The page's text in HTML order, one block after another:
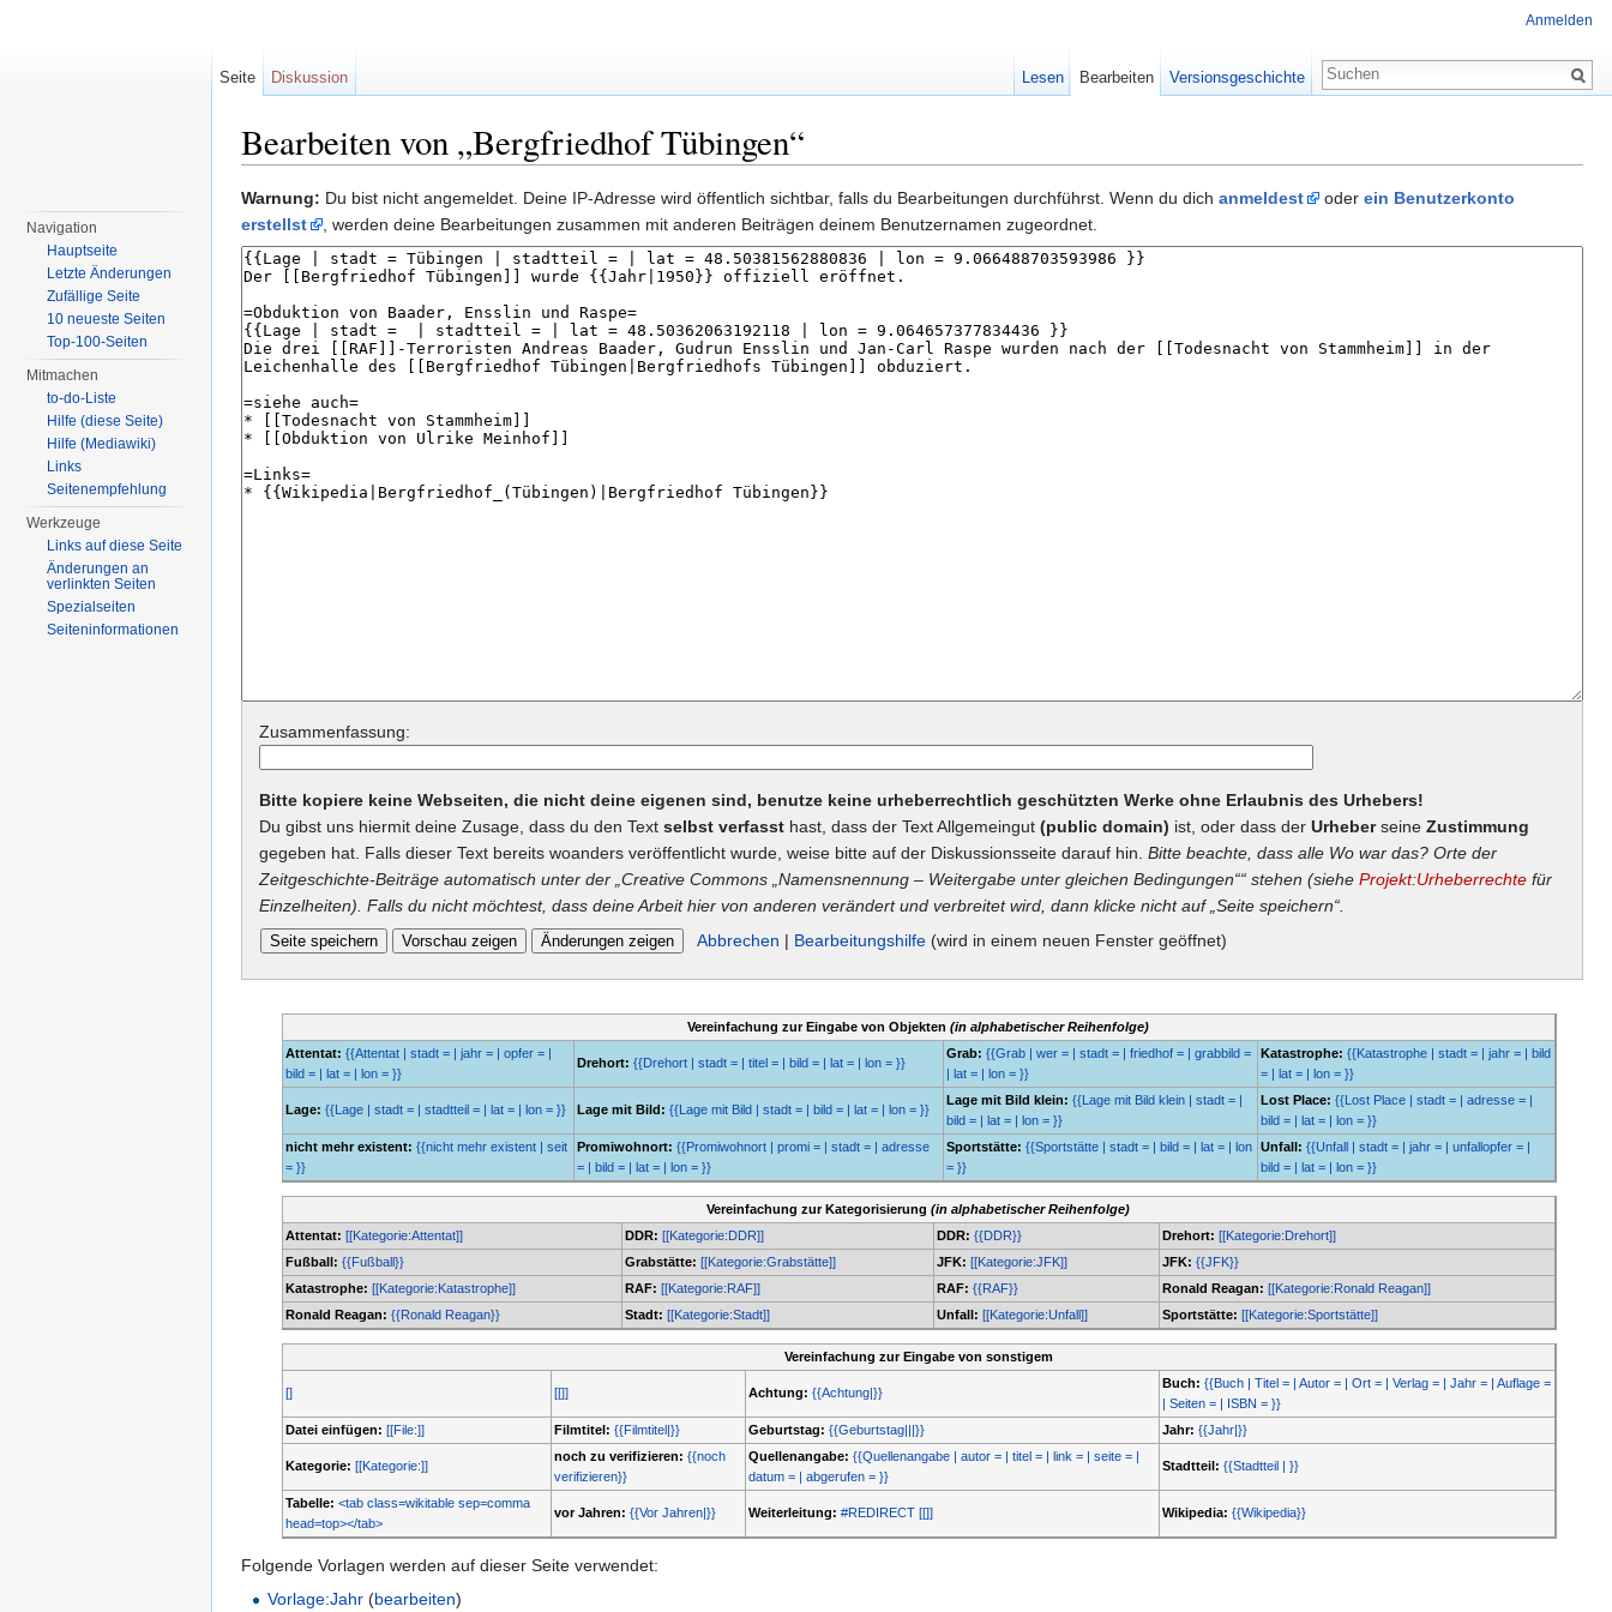
Bearbeiten von „Bergfriedhof Tübingen“
Warnung: Du bist nicht angemeldet. Deine IP-Adresse wird öffentlich sichtbar, falls du Bearbeitungen durchführst. Wenn du dich anmeldest oder ein Benutzerkonto
erstellst
, werden deine Bearbeitungen zusammen mit anderen Beiträgen deinem Benutzernamen zugeordnet.
Zusammenfassung:
Bitte kopiere keine Webseiten, die nicht deine eigenen sind, benutze keine urheberrechtlich geschützten Werke ohne Erlaubnis des Urhebers!
Du gibst uns hiermit deine Zusage, dass du den Text selbst verfasst hast, dass der Text Allgemeingut (public domain) ist, oder dass der Urheberseine Zustimmung
gegeben hat. Falls dieser Text bereits woanders veröffentlicht wurde, weise bitte auf der Diskussionsseite darauf hin. Bitte beachte, dass alle Wo war das? Orte der
Zeitgeschichte-Beiträge automatisch unter der „ Creative Commons „Namensnennung – Weitergabe unter gleichen Bedingungen““ stehen (siehe Projekt:Urheberrechte für
Einzelheiten). Falls du nicht möchtest, dass deine Arbeit hier von anderen verändert und verbreitet wird, dann klicke nicht auf „Seite speichern“.
Abbrechen | Bearbeitungshilfe (wird in einem neuen Fenster geöffnet)
Vereinfachung zur Eingabe von Objekten (in alphabetischer Reihenfolge)
Attentat: {{Attentat | stadt = | jahr = | opfer = |
bild = | lat = | lon = }}
Drehort: {{Drehort | stadt = | titel = | bild = | lat = | lon = }}
Grab: {{Grab | wer = | stadt = | friedhof = | grabbild =
| lat = | lon = }}
Katastrophe: {{Katastrophe | stadt = | jahr = | bild
= | lat = | lon = }}
Lage: {{Lage | stadt = | stadtteil = | lat = | lon = }} Lage mit Bild: {{Lage mit Bild | stadt = | bild = | lat = | lon = }}
Lage mit Bild klein: {{Lage mit Bild klein | stadt = |
bild = | lat = | lon = }}
Lost Place: {{Lost Place | stadt = | adresse = |
bild = | lat = | lon = }}
nicht mehr existent: {{nicht mehr existent | seit
= }}
Promiwohnort: {{Promiwohnort | promi = | stadt = | adresse
= | bild = | lat = | lon = }}
Sportstätte: {{Sportstätte | stadt = | bild = | lat = | lon
= }}
Unfall: {{Unfall | stadt = | jahr = | unfallopfer = |
bild = | lat = | lon = }}
Vereinfachung zur Kategorisierung (in alphabetischer Reihenfolge)
Attentat: [[Kategorie:Attentat]] DDR: [[Kategorie:DDR]] DDR: {{DDR}} Drehort: [[Kategorie:Drehort]]
Fußball: {{Fußball}} Grabstätte: [[Kategorie:Grabstätte]] JFK: [[Kategorie:JFK]] JFK: {{JFK}}
Katastrophe: [[Kategorie:Katastrophe]] RAF: [[Kategorie:RAF]] RAF: {{RAF}} Ronald Reagan: [[Kategorie:Ronald Reagan]]
Ronald Reagan: {{Ronald Reagan}} Stadt: [[Kategorie:Stadt]] Unfall: [[Kategorie:Unfall]] Sportstätte: [[Kategorie:Sportstätte]]
Vereinfachung zur Eingabe von sonstigem
[] [[]] Achtung: {{Achtung|}}
Buch: {{Buch | Titel = | Autor = | Ort = | Verlag = | Jahr = | Auflage =
| Seiten = | ISBN = }}
Datei einfügen: [[File:]] Filmtitel: {{Filmtitel|}} Geburtstag: {{Geburtstag|||}} Jahr: {{Jahr|}}
Kategorie: [[Kategorie:]]
noch zu verifizieren: {{noch
verifizieren}}
Quellenangabe: {{Quellenangabe | autor = | titel = | link = | seite = |
datum = | abgerufen = }}
Stadtteil: {{Stadtteil | }}
Tabelle: <tab class=wikitable sep=comma
head=top></tab>
vor Jahren: {{Vor Jahren|}} Weiterleitung: #REDIRECT [[]] Wikipedia: {{Wikipedia}}
Folgende Vorlagen werden auf dieser Seite verwendet:
Vorlage:Jahr (bearbeiten)
Anmelden
Seite Diskussion Lesen Bearbeiten Versionsgeschichte
Navigation
Hauptseite
Letzte Änderungen
Zufällige Seite
10 neueste Seiten
Top-100-Seiten
Mitmachen
to-do-Liste
Hilfe (diese Seite)
Hilfe (Mediawiki)
Links
Seitenempfehlung
Werkzeuge
Links auf diese Seite
Änderungen an
verlinkten Seiten
Spezialseiten
Seiteninformationen